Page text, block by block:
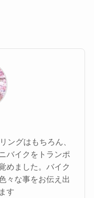
ングはもちろん、
バイクをトランポ
めました。バイク
々な事をお伝え出
す